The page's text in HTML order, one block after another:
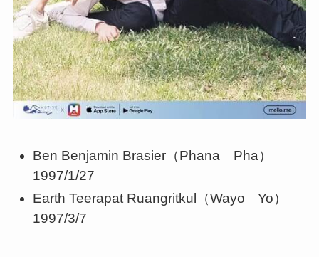
Ben Benjamin Brasier（Phana Pha）
1997/1/27
Earth Teerapat Ruangritkul（Wayo Yo）
1997/3/7